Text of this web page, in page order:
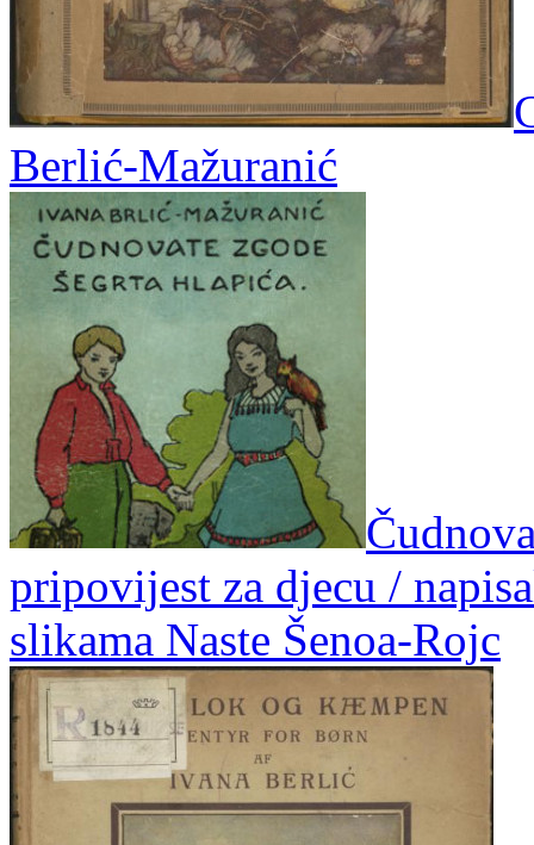
Berlić-Mažuranić
pripovijest za djecu /
slikama Naste Šenoa-Rojc